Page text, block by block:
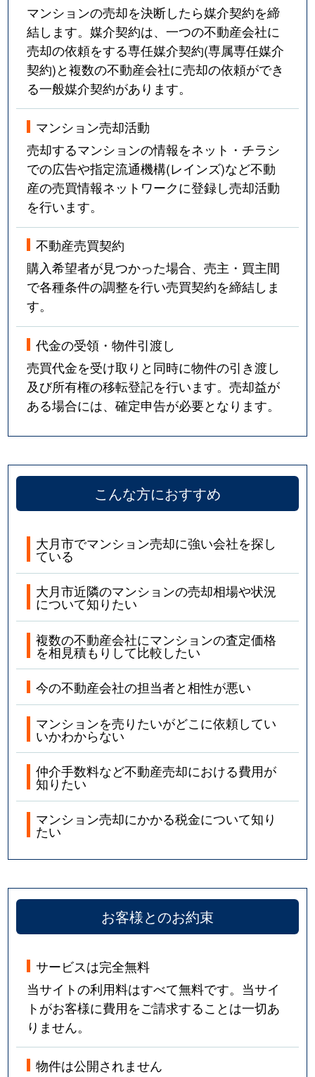
マンションの売却を決断したら媒介契約を締
結します。媒介契約は、一つの不動産会社に
売却の依頼をする専任媒介契約(専属専任媒介
契約)と複数の不動産会社に売却の依頼ができ
る一般媒介契約があります。
マンション売却活動
売却するマンションの情報をネット・チラシ
での広告や指定流通機構(レインズ)など不動
産の売買情報ネットワークに登録し売却活動
を行います。
不動産売買契約
購入希望者が見つかった場合、売主・買主間
で各種条件の調整を行い売買契約を締結しま
す。
代金の受領・物件引渡し
売買代金を受け取りと同時に物件の引き渡し
及び所有権の移転登記を行います。売却益が
ある場合には、確定申告が必要となります。
こんな方におすすめ
大月市でマンション売却に強い会社を探し
ている
大月市近隣のマンションの売却相場や状況
について知りたい
複数の不動産会社にマンションの査定価格
を相見積もりして比較したい
今の不動産会社の担当者と相性が悪い
マンションを売りたいがどこに依頼してい
いかわからない
仲介手数料など不動産売却における費用が
知りたい
マンション売却にかかる税金について知り
たい
お客様とのお約束
サービスは完全無料
当サイトの利用料はすべて無料です。当サイ
トがお客様に費用をご請求することは一切あ
りません。
物件は公開されません